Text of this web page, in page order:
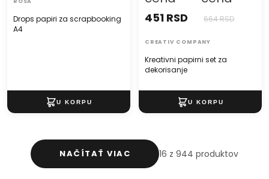
Drops papiri za scrapbooking
A4
Kreativni papirni set za
dekorisanje
451 RSD 664 RSD
CREATIV COMPANY
NAČÍTAŤ VIAC 16 z 944 produktov